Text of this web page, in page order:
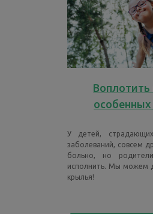
У детей,
заболеваний, совсем
больно, но
исполнить. Мы можем
крылья!